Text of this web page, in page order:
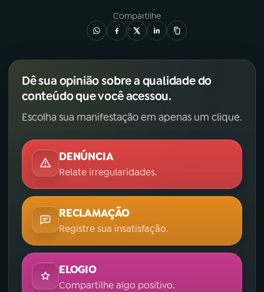
Compartilhe
Dê sua opinião sobre a qualidade do
conteúdo que você acessou.
Escolha sua manifestação em apenas um clique.
DENÚNCIA
Relate irregularidades.
RECLAMAÇÃO
Registre sua insatisfação.
ELOGIO
Compartilhe algo positivo.